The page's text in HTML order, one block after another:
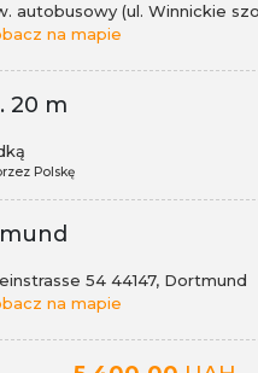
autobusowy (ul. Winnickie
na mapie
20 m
Polskę
54 44147, Dortmund
na mapie